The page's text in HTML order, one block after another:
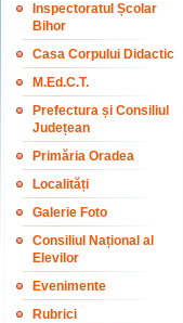
Inspectoratul Școlar
Bihor
Casa Corpului Didactic
M.Ed.C.T.
Prefectura și Consiliul
Județean
Primăria Oradea
Localități
Galerie Foto
Consiliul Național al
Elevilor
Evenimente
Rubrici